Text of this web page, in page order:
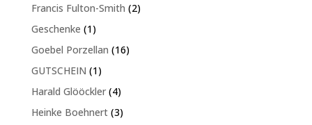
Francis Fulton-Smith 22
Geschenke 11
Produkt
Goebel Porzellan 1616
GUTSCHEIN 11
Produkt
Harald Glööckler 44
Produkte
Heinke Boehnert 33